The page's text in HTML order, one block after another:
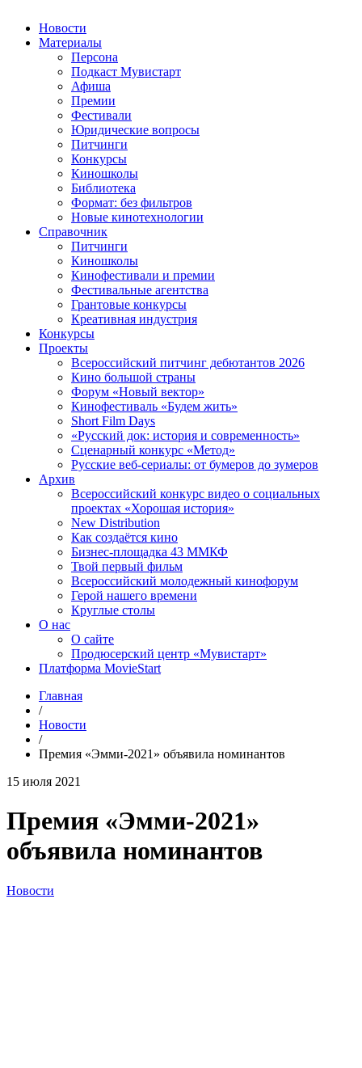
Новости
Материалы
Персона
Подкаст Мувистарт
Афиша
Премии
Фестивали
Юридические вопросы
Питчинги
Конкурсы
Киношколы
Библиотека
Формат: без фильтров
Новые кинотехнологии
Справочник
Питчинги
Киношколы
Кинофестивали и премии
Фестивальные агентства
Грантовые конкурсы
Креативная индустрия
Конкурсы
Проекты
Всероссийский питчинг дебютантов 2026
Кино большой страны
Форум «Новый вектор»
Кинофестиваль «Будем жить»
Short Film Days
«Русский док: история и современность»
Сценарный конкурс «Метод»
Русские веб-сериалы: от бумеров до зумеров
Архив
Всероссийский конкурс видео о социальных
проектах «Хорошая история»
New Distribution
Как создаётся кино
Бизнес-площадка 43 ММКФ
Твой первый фильм
Всероссийский молодежный кинофорум
Герой нашего времени
Круглые столы
О нас
О сайте
Продюсерский центр «Мувистарт»
Платформа MovieStart
Главная
/
Новости
/
Премия «Эмми-2021» объявила номинантов
15 июля 2021
Премия «Эмми-2021»
объявила номинантов
Новости